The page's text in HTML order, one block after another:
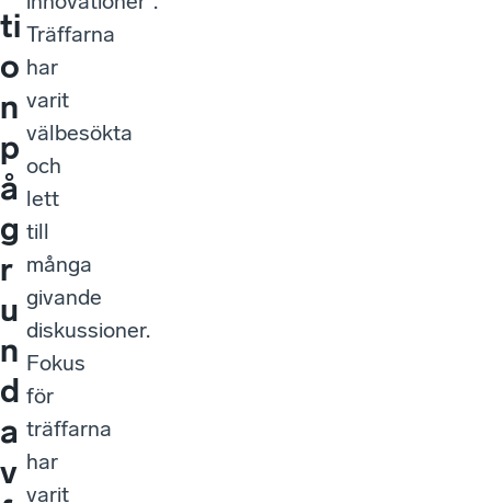
ti
o
n
p
å
g
r
u
n
d
a
v
Träffarna
har
varit
välbesökta
och
lett
till
många
givande
diskussioner.
Fokus
för
träffarna
har
varit